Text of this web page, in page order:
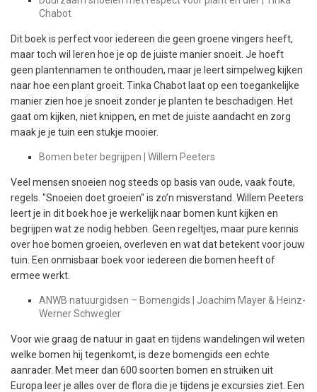
Chabot
Dit boek is perfect voor iedereen die geen groene vingers heeft,
maar toch wil leren hoe je op de juiste manier snoeit. Je hoeft
geen plantennamen te onthouden, maar je leert simpelweg kijken
naar hoe een plant groeit. Tinka Chabot laat op een toegankelijke
manier zien hoe je snoeit zonder je planten te beschadigen. Het
gaat om kijken, niet knippen, en met de juiste aandacht en zorg
maak je je tuin een stukje mooier.
Bomen beter begrijpen | Willem Peeters
Veel mensen snoeien nog steeds op basis van oude, vaak foute,
regels. "Snoeien doet groeien" is zo’n misverstand. Willem Peeters
leert je in dit boek hoe je werkelijk naar bomen kunt kijken en
begrijpen wat ze nodig hebben. Geen regeltjes, maar pure kennis
over hoe bomen groeien, overleven en wat dat betekent voor jouw
tuin. Een onmisbaar boek voor iedereen die bomen heeft of
ermee werkt.
ANWB natuurgidsen – Bomengids | Joachim Mayer & Heinz-
Werner Schwegler
Voor wie graag de natuur in gaat en tijdens wandelingen wil weten
welke bomen hij tegenkomt, is deze bomengids een echte
aanrader. Met meer dan 600 soorten bomen en struiken uit
Europa leer je alles over de flora die je tijdens je excursies ziet. Een